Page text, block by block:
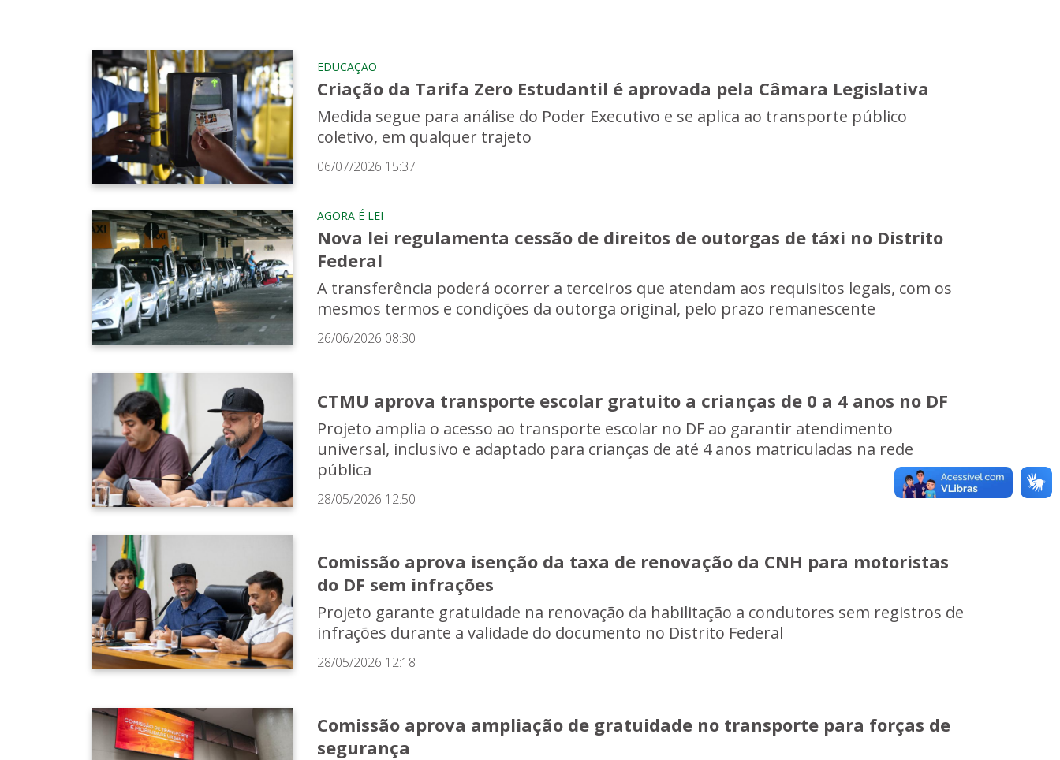
EDUCAÇÃO
Criação da Tarifa Zero Estudantil é aprovada pela Câmara Legislativa
Medida segue para análise do Poder Executivo e se aplica ao transporte público
coletivo, em qualquer trajeto
06/07/2026 15:37
AGORA É LEI
Nova lei regulamenta cessão de direitos de outorgas de táxi no Distrito
Federal
A transferência poderá ocorrer a terceiros que atendam aos requisitos legais, com os
mesmos termos e condições da outorga original, pelo prazo remanescente
26/06/2026 08:30
CTMU aprova transporte escolar gratuito a crianças de 0 a 4 anos no DF
Projeto amplia o acesso ao transporte escolar no DF ao garantir atendimento
universal, inclusivo e adaptado para crianças de até 4 anos matriculadas na rede
pública
28/05/2026 12:50
Comissão aprova isenção da taxa de renovação da CNH para motoristas
do DF sem infrações
Projeto garante gratuidade na renovação da habilitação a condutores sem registros de
infrações durante a validade do documento no Distrito Federal
28/05/2026 12:18
Comissão aprova ampliação de gratuidade no transporte para forças de
segurança